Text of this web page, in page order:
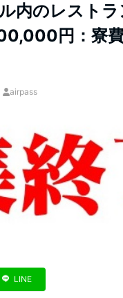
内のレスト
円：寮費
airpass
LINE